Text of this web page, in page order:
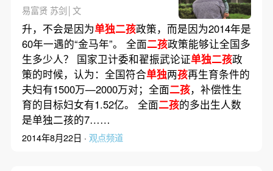
易富贤 苏剑│文
升，不会是因为单独二孩政策，而是因为2014年是
60年一遇的“金马年”。 全面二孩政策能够让全国多
生多少人？ 国家卫计委和翟振武论证单独二孩政
策的时候，认为：全国符合单独两孩再生育条件的
夫妇有1500万—2000万对；全面二孩，补偿性生
育的目标妇女有1.52亿。 全面二孩的多出生人数
是单独二孩的7……
2014年8月22日 · 观点频道